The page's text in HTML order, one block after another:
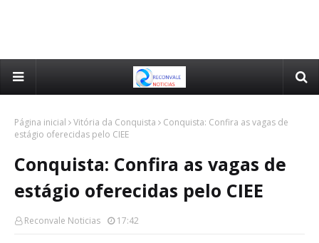
Página inicial Vitória da Conquista
Conquista: Confira as vagas de
estágio oferecidas pelo CIEE
Conquista: Confira as vagas de
estágio oferecidas pelo CIEE
Reconvale Noticias 17:42